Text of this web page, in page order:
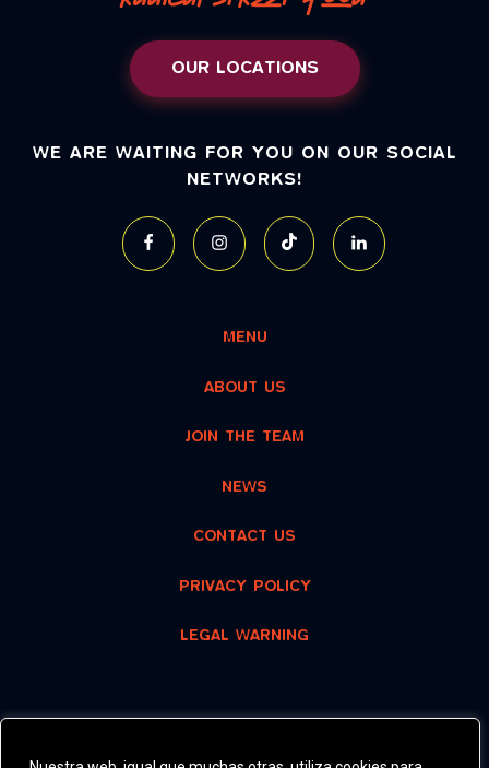
OUR LOCATIONS
WE ARE WAITING FOR YOU ON OUR SOCIAL
NETWORKS!
MENU
ABOUT US
JOIN THE TEAM
NEWS
CONTACT US
PRIVACY POLICY
LEGAL WARNING